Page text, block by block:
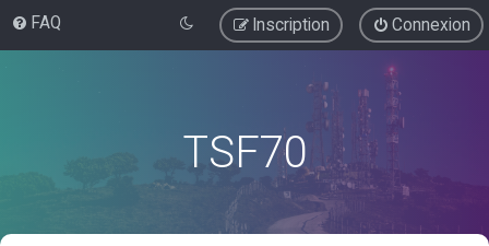
FAQ Connexion
Inscription
TSF70